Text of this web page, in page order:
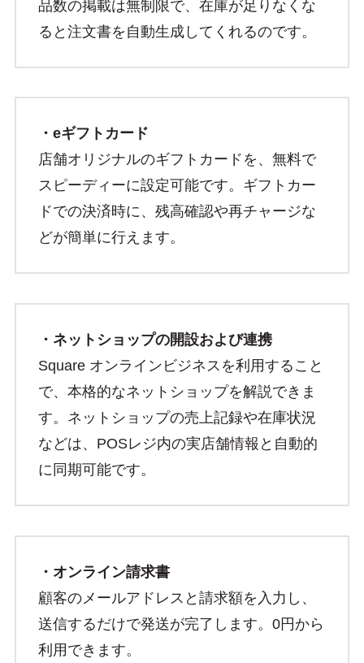
品数の掲載は無制限で、在庫が足りなくな
ると注文書を自動生成してくれるのです。
・eギフトカード
店舗オリジナルのギフトカードを、無料で
スピーディーに設定可能です。ギフトカー
ドでの決済時に、残高確認や再チャージな
どが簡単に行えます。
・ネットショップの開設および連携
Square オンラインビジネスを利用すること
で、本格的なネットショップを解説できま
す。ネットショップの売上記録や在庫状況
などは、POSレジ内の実店舗情報と自動的
に同期可能です。
・オンライン請求書
顧客のメールアドレスと請求額を入力し、
送信するだけで発送が完了します。0円から
利用できます。